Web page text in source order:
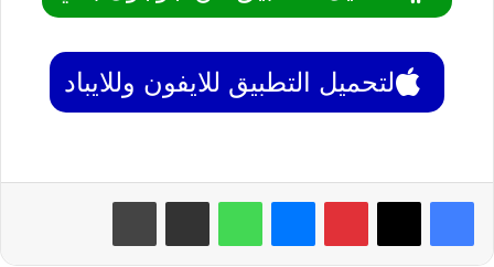
لتحميل التطبيق للايفون وللايباد
بينتيريست واتساب